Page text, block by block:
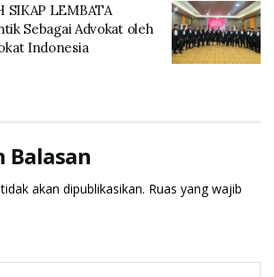
di Pengadilan tidak
seperti permainan
kami Mahmudin Tukang menang
terbukti eksepsi klien kami
Hakim, sementara pihak Latif
oleh Majelis Hakim untuk
biaya perkara menurut hukum,
LEMBATA
Sebagai Advokat oleh
Indonesia
Balasan
akan dipublikasikan. Ruas yang wajib